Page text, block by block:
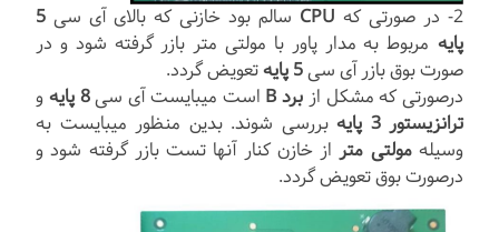
2- در صورتی که CPU سالم بود خازنی که بالای آی سی 5
پایه مربوط به مدار پاور با مولتی متر بازر گرفته شود و در
صورت بوق بازر آی سی5 پایه
تعویض گردد.
درصورتی که مشکل از برد B است میبایست آی سی8 پایه
و
ترانزیستور 3 پایه
بررسی شوند. بدین منظور میبایست به
وسیلهمولتی متراز خازن کنار آنها تست بازر گرفته شود و
درصورت بوق تعویض گردد.